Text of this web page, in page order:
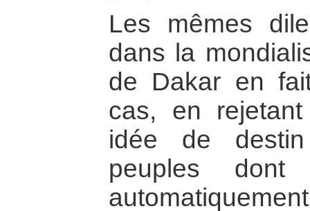
Les mêmes
dans la
de Dakar en
cas, en
idée de
peuples